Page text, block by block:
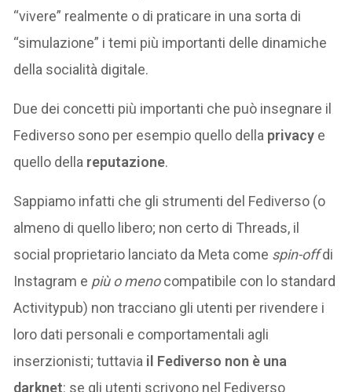
“vivere” realmente o di praticare in una sorta di
“simulazione” i temi più importanti delle dinamiche
della socialità digitale.
Due dei concetti più importanti che può insegnare il
Fediverso sono per esempio quello della privacy e
quello della reputazione.
Sappiamo infatti che gli strumenti del Fediverso (o
almeno di quello libero; non certo di Threads, il
social proprietario lanciato da Meta come spin-offdi
Instagram e più o menocompatibile con lo standard
Activitypub) non tracciano gli utenti per rivendere i
loro dati personali e comportamentali agli
inserzionisti; tuttavia il Fediverso non è una
darknet: se gli utenti scrivono nel Fediverso